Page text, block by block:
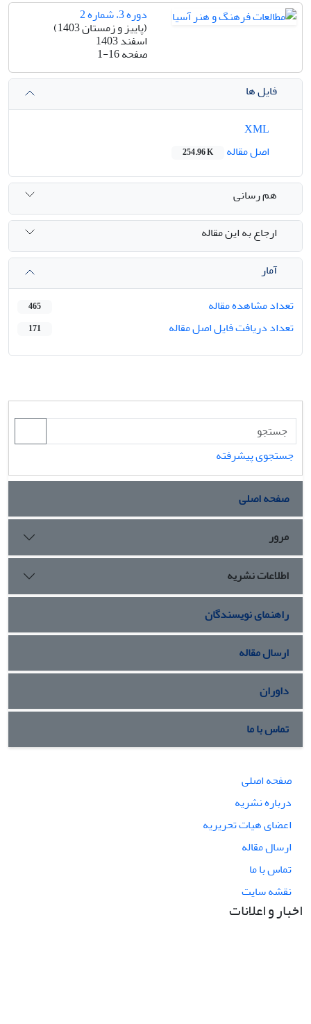
دوره 3، شماره 2
(پاییز و زمستان 1403)
اسفند 1403
صفحه1-16
فایل ها
اصل مقاله
254.96 K
هم رسانی
ارجاع به این مقاله
آمار
تعداد مشاهده مقاله
465
تعداد دریافت فایل اصل مقاله 171
جستجوی پیشرفته
صفحه اصلی
مرور
اطلاعات نشریه
راهنمای نویسندگان
ارسال مقاله
داوران
تماس با ما
صفحه اصلی
درباره نشریه
اعضای هیات تحریریه
ارسال مقاله
تماس با ما
نقشه سایت
اخبار و اعلانات